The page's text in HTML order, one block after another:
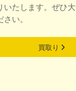
いたします。ぜひ
い。
買取り